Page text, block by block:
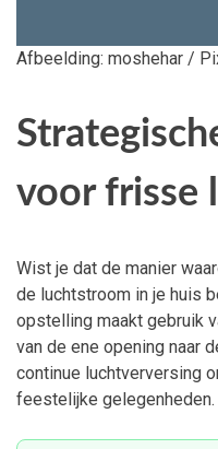
Afbeelding: moshehar /
voor frisse
Wist je dat de manier
de luchtstroom in je huis
opstelling maakt gebruik
van de ene opening naar
continue luchtverversing
feestelijke gelegenheden.